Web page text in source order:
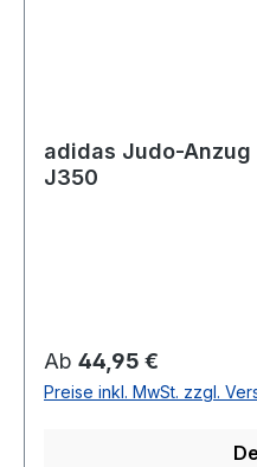
adidas Judo-Anzug
J350
Regulärer Preis:
Ab 44,95 €
Preise inkl. MwSt. zzgl.